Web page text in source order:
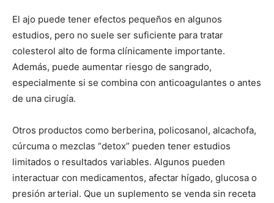
El ajo puede tener efectos pequeños en algunos
estudios, pero no suele ser suficiente para tratar
colesterol alto de forma clínicamente importante.
Además, puede aumentar riesgo de sangrado,
especialmente si se combina con anticoagulantes o antes
de una cirugía.
Otros productos como berberina, policosanol, alcachofa,
cúrcuma o mezclas “detox” pueden tener estudios
limitados o resultados variables. Algunos pueden
interactuar con medicamentos, afectar hígado, glucosa o
presión arterial. Que un suplemento se venda sin receta